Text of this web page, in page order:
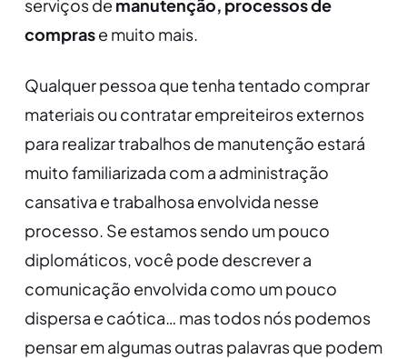
serviços de manutenção, processos de
comprase muito mais.
Qualquer pessoa que tenha tentado comprar
materiais ou contratar empreiteiros externos
para realizar trabalhos de manutenção estará
muito familiarizada com a administração
cansativa e trabalhosa envolvida nesse
processo. Se estamos sendo um pouco
diplomáticos, você pode descrever a
comunicação envolvida como um pouco
dispersa e caótica… mas todos nós podemos
pensar em algumas outras palavras que podem